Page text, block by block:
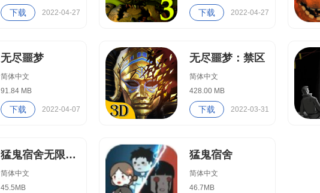
下载 2022-04-27 下载 2022-04-27
无尽噩梦
简体中文
91.84 MB
下载 2022-04-07
无尽噩梦：禁区
简体中文
428.00 MB
下载 2022-03-31
猛鬼宿舍无限金币版
简体中文
45.5MB
猛鬼宿舍
简体中文
46.7MB